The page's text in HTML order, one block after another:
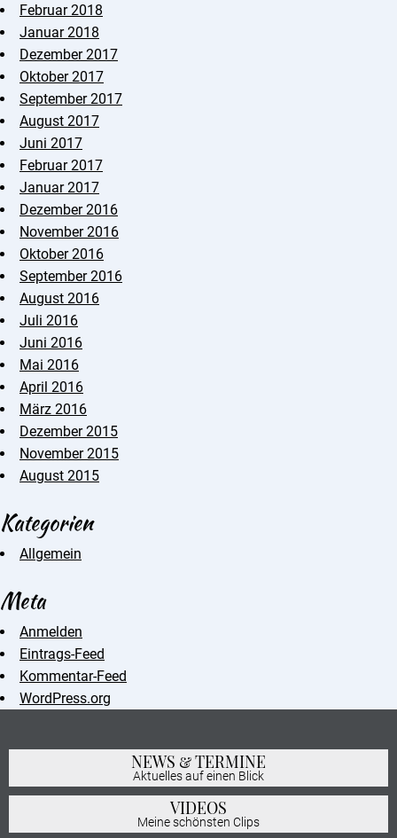
Februar 2018
Januar 2018
Dezember 2017
Oktober 2017
September 2017
August 2017
Juni 2017
Februar 2017
Januar 2017
Dezember 2016
November 2016
Oktober 2016
September 2016
August 2016
Juli 2016
Juni 2016
Mai 2016
April 2016
März 2016
Dezember 2015
November 2015
August 2015
Kategorien
Allgemein
Meta
Anmelden
Eintrags-Feed
Kommentar-Feed
WordPress.org
NEWS & TERMINE
Aktuelles auf einen Blick
VIDEOS
Meine schönsten Clips